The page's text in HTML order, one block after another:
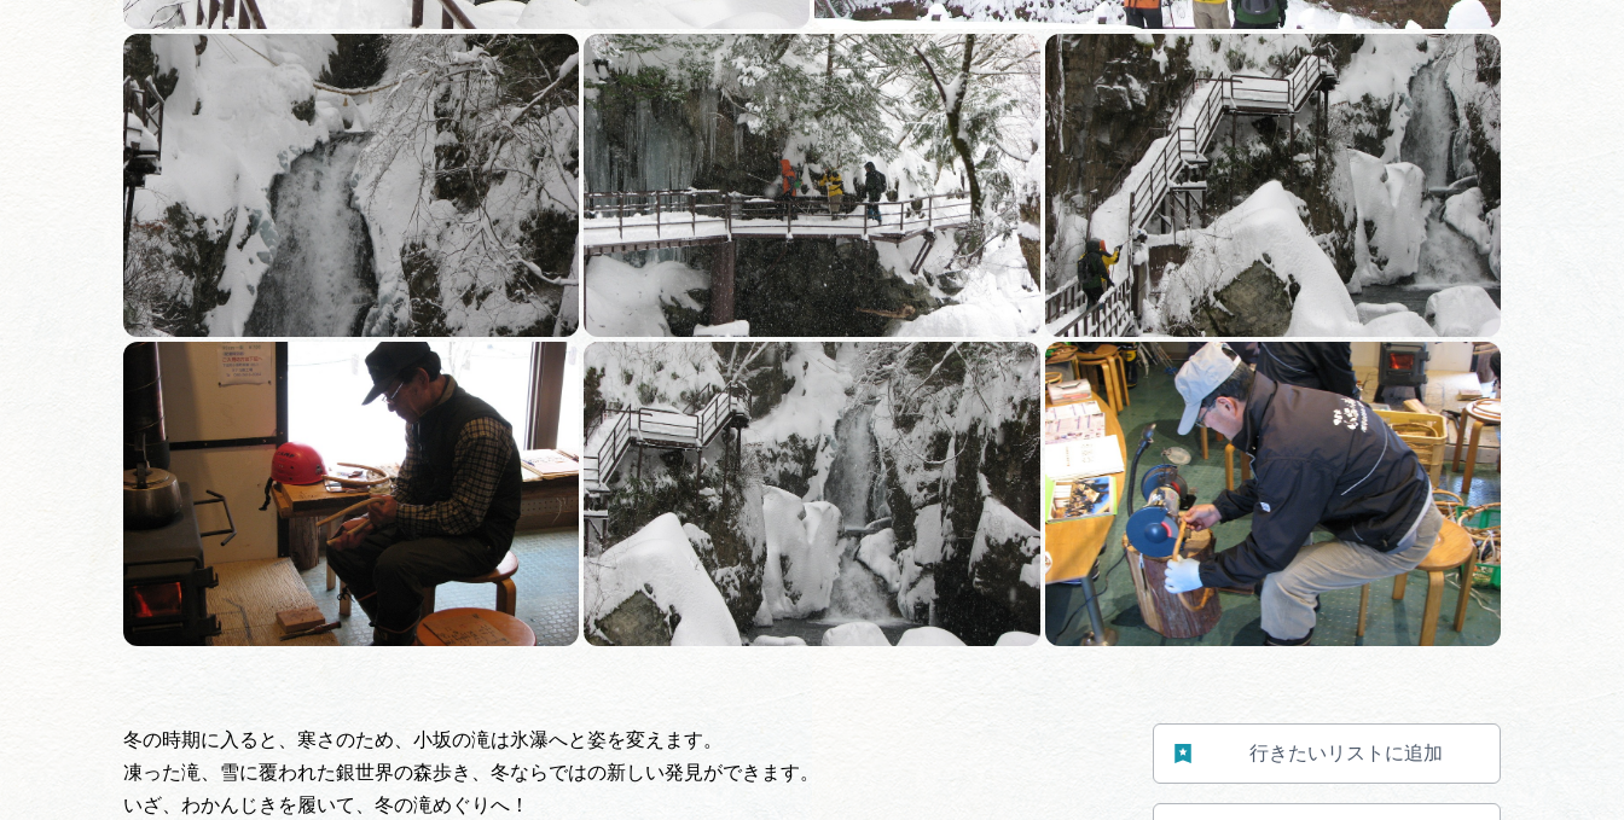
冬の時期に入ると、寒さのため、小坂の滝は氷瀑へと姿を変えます。
凍った滝、雪に覆われた銀世界の森歩き、冬ならではの新しい発見ができます。
いざ、わかんじきを履いて、冬の滝めぐりへ！
行きたいリストに追加